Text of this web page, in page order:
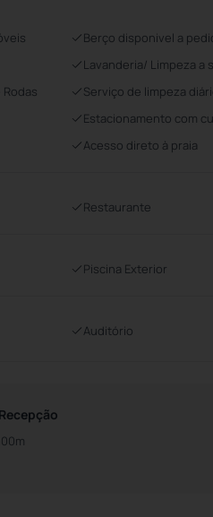
Berço disponivel a
Lavanderia/ Limpeza a
Serviço de limpeza
Estacionamento com
Acesso direto à praia
Restaurante
Piscina Exterior
Auditório